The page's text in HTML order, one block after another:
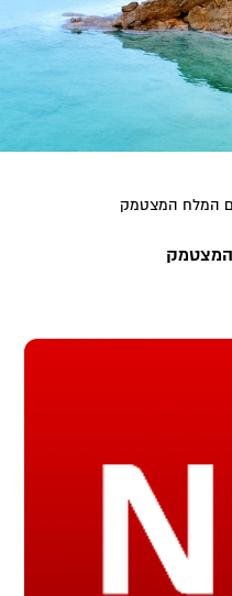
המלח המצטמק
המצטמק